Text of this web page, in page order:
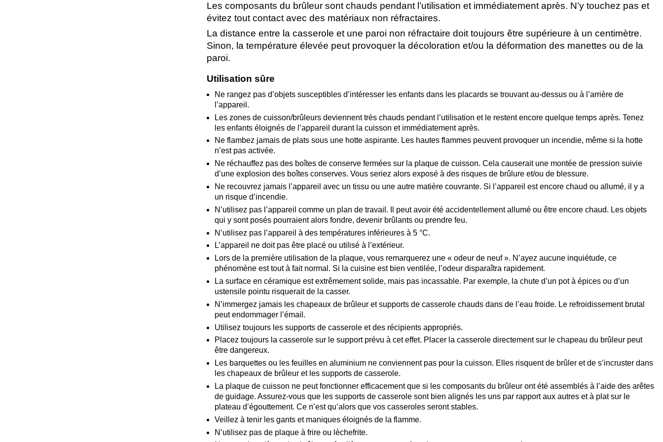
Les composants du brûleur sont chauds pendant l’utilisation et immédiatement après. N’y touchez pas et
évitez tout contact avec des matériaux non réfractaires.
La distance entre la casserole et une paroi non réfractaire doit toujours être supérieure à un centimètre.
Sinon, la température élevée peut provoquer la décoloration et/ou la déformation des manettes ou de la
paroi.
Utilisation sûre
Ne rangez pas d’objets susceptibles d’intéresser les enfants dans les placards se trouvant au-dessus ou à l’arrière de
l’appareil.
Les zones de cuisson/brûleurs deviennent très chauds pendant l’utilisation et le restent encore quelque temps après. Tenez
les enfants éloignés de l’appareil durant la cuisson et immédiatement après.
Ne flambez jamais de plats sous une hotte aspirante. Les hautes flammes peuvent provoquer un incendie, même si la hotte
n’est pas activée.
Ne réchauffez pas des boîtes de conserve fermées sur la plaque de cuisson. Cela causerait une montée de pression suivie
d’une explosion des boîtes conserves. Vous seriez alors exposé à des risques de brûlure et/ou de blessure.
Ne recouvrez jamais l’appareil avec un tissu ou une autre matière couvrante. Si l’appareil est encore chaud ou allumé, il y a
un risque d’incendie.
N’utilisez pas l’appareil comme un plan de travail. Il peut avoir été accidentellement allumé ou être encore chaud. Les objets
qui y sont posés pourraient alors fondre, devenir brûlants ou prendre feu.
N’utilisez pas l’appareil à des températures inférieures à 5 °C.
L’appareil ne doit pas être placé ou utilisé à l’extérieur.
Lors de la première utilisation de la plaque, vous remarquerez une « odeur de neuf ». N’ayez aucune inquiétude, ce
phénomène est tout à fait normal. Si la cuisine est bien ventilée, l’odeur disparaîtra rapidement.
La surface en céramique est extrêmement solide, mais pas incassable. Par exemple, la chute d’un pot à épices ou d’un
ustensile pointu risquerait de la casser.
N’immergez jamais les chapeaux de brûleur et supports de casserole chauds dans de l’eau froide. Le refroidissement brutal
peut endommager l’émail.
Utilisez toujours les supports de casserole et des récipients appropriés.
Placez toujours la casserole sur le support prévu à cet effet. Placer la casserole directement sur le chapeau du brûleur peut
être dangereux.
Les barquettes ou les feuilles en aluminium ne conviennent pas pour la cuisson. Elles risquent de brûler et de s’incruster dans
les chapeaux de brûleur et les supports de casserole.
La plaque de cuisson ne peut fonctionner efficacement que si les composants du brûleur ont été assemblés à l’aide des arêtes
de guidage. Assurez-vous que les supports de casserole sont bien alignés les uns par rapport aux autres et à plat sur le
plateau d’égouttement. Ce n’est qu’alors que vos casseroles seront stables.
Veillez à tenir les gants et maniques éloignés de la flamme.
N’utilisez pas de plaque à frire ou lèchefrite.